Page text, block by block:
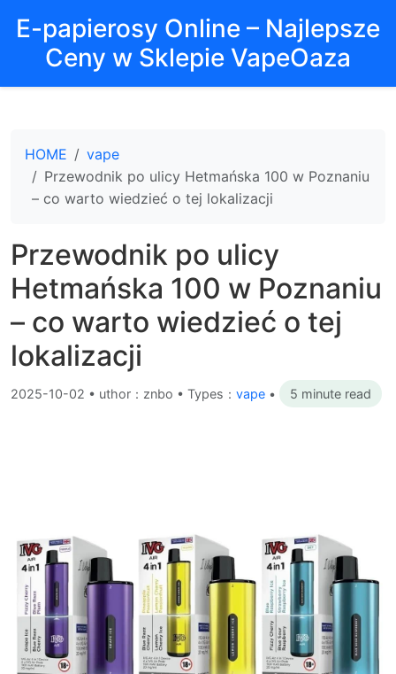
E-papierosy Online – Najlepsze
Ceny w Sklepie VapeOaza
HOME
vape
Przewodnik po ulicy Hetmańska 100 w Poznaniu
– co warto wiedzieć o tej lokalizacji
Przewodnik po ulicy
Hetmańska 100 w Poznaniu
– co warto wiedzieć o tej
lokalizacji
2025-10-02 • uthor：znbo • Types： vape • 5 minute read